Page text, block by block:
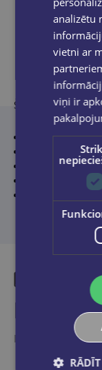
Šajā grāmatā:
produkti, kurus
efektīvi apetīti
atslodzes dienu
uzlējumi,
Ieskaties, varbūt
analizētu
vietni ar
viņi ir